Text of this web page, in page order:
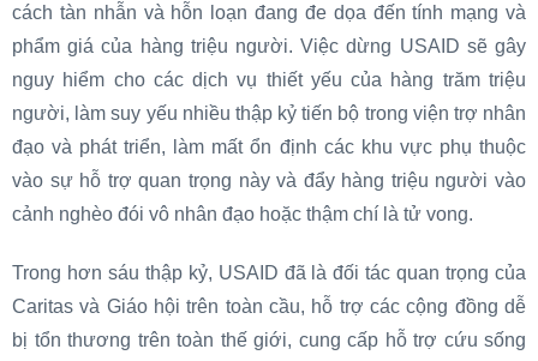
cách tàn nhẫn và hỗn loạn đang đe dọa đến tính mạng và
phẩm giá của hàng triệu người. Việc dừng USAID sẽ gây
nguy hiểm cho các dịch vụ thiết yếu của hàng trăm triệu
người, làm suy yếu nhiều thập kỷ tiến bộ trong viện trợ nhân
đạo và phát triển, làm mất ổn định các khu vực phụ thuộc
vào sự hỗ trợ quan trọng này và đẩy hàng triệu người vào
cảnh nghèo đói vô nhân đạo hoặc thậm chí là tử vong.
Trong hơn sáu thập kỷ, USAID đã là đối tác quan trọng của
Caritas và Giáo hội trên toàn cầu, hỗ trợ các cộng đồng dễ
bị tổn thương trên toàn thế giới, cung cấp hỗ trợ cứu sống